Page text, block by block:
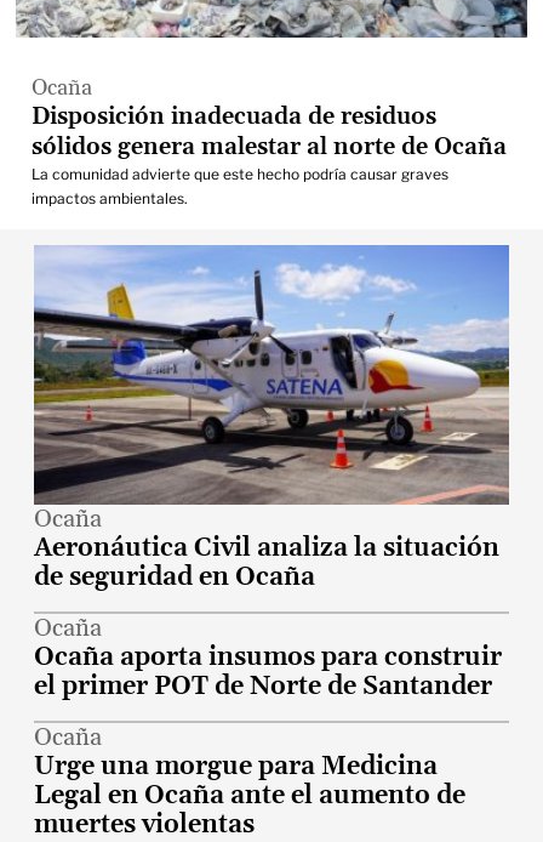
Ocaña
Aeronáutica Civil analiza la situación
de seguridad en Ocaña
Ocaña
Ocaña aporta insumos para construir
el primer POT de Norte de Santander
Ocaña
Urge una morgue para Medicina
Legal en Ocaña ante el aumento de
muertes violentas
Ocaña
Disposición inadecuada de residuos
sólidos genera malestar al norte de Ocaña
La comunidad advierte que este hecho podría causar graves
impactos ambientales.